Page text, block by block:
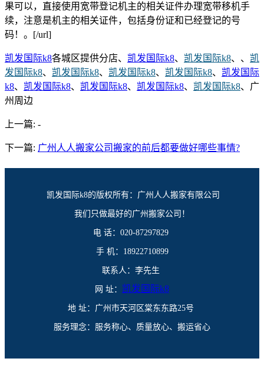
果可以，直接使用宽带登记机主的相关证件办理宽带移机手
续，注意是机主的相关证件，包括身份证和已经登记的号
码！。[/url]
凯发国际k8各城区提供分店、 凯发国际k8、 凯发国际k8、、 凯
发国际k8、 凯发国际k8、 凯发国际k8、 凯发国际k8、 凯发国际
k8、 凯发国际k8、 凯发国际k8、 凯发国际k8、 凯发国际k8、广
州周边
上一篇: -
下一篇: 广州人人搬家公司搬家的前后都要做好哪些事情?
凯发国际k8的版权所有：广州人人搬家有限公司
我们只做最好的广州搬家公司！
电 话：020-87297829
手 机：18922710899
联系人：李先生
网 址： 凯发国际k8
地 址：广州市天河区棠东东路25号
服务理念：服务称心、质量放心、搬运省心